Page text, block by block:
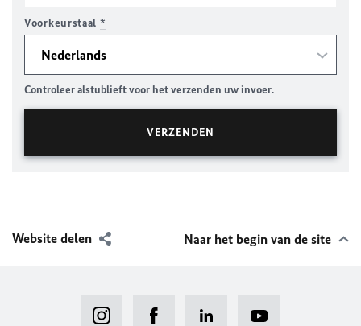
Voorkeurstaal *
Controleer alstublieft voor het verzenden uw invoer.
Website delen Naar het begin van de site